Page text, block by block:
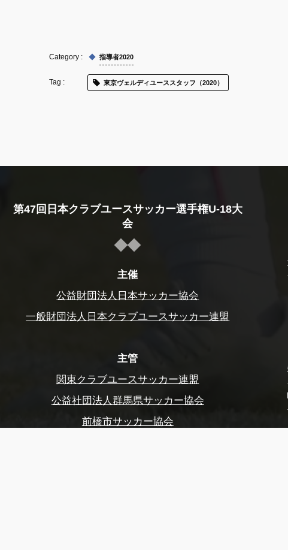
指導者2020
東京ヴェルディユーススタッフ（2020）
第47回日本クラブユースサッカー選手権U-18大
会
主催
公益財団法人日本サッカー協会
一般財団法人日本クラブユースサッカー連盟
主管
関東クラブユースサッカー連盟
公益社団法人群馬県サッカー協会
前橋市サッカー協会